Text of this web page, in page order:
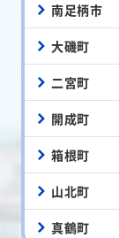
南足柄市
大磯町
二宮町
開成町
箱根町
山北町
真鶴町